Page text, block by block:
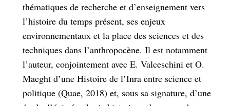
thématiques de recherche et d’enseignement vers
l’histoire du temps présent, ses enjeux
environnementaux et la place des sciences et des
techniques dans l’anthropocène. Il est notamment
l’auteur, conjointement avec E. Valceschini et O.
Maeght d’une Histoire de l’Inra entre science et
politique (Quae, 2018) et, sous sa signature, d’une